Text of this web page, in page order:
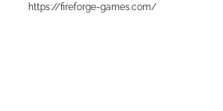
https://fireforge-games.com/